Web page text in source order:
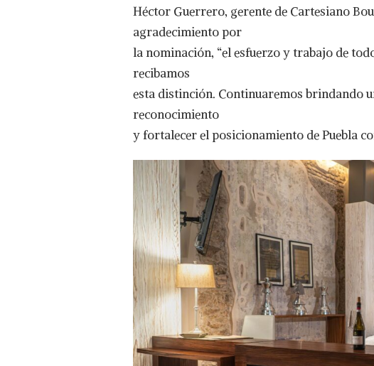
Héctor Guerrero, gerente de Cartesiano
agradecimiento por
la nominación, “el esfuerzo y trabajo de
recibamos
esta distinción. Continuaremos brindando
reconocimiento
y fortalecer el posicionamiento de Puebla